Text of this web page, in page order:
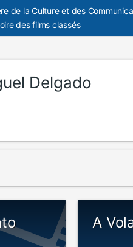
de la Culture et des
des films classés
Delgado
A